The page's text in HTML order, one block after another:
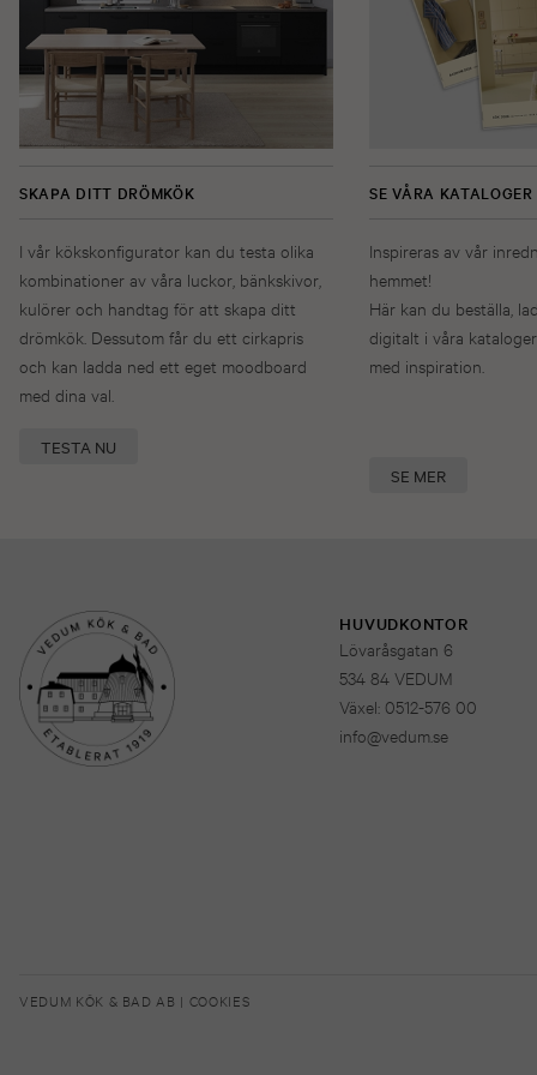
SKAPA DITT DRÖMKÖK
I vår kökskonfigurator kan du testa olika
kombinationer av våra luckor, bänkskivor,
kulörer och handtag för att skapa ditt
drömkök. Dessutom får du ett cirkapris
och kan ladda ned ett eget moodboard
med dina val.
TESTA NU
SE VÅRA KATALOGER
Inspireras av vår
hemmet!
Här kan du beställa,
digitalt i våra
med inspiration.
SE MER
HUVUDKONTOR
Lövaråsgatan 6
534 84 VEDUM
Växel: 0512-576 00
info@vedum.se
VEDUM KÖK & BAD AB | COOKIES